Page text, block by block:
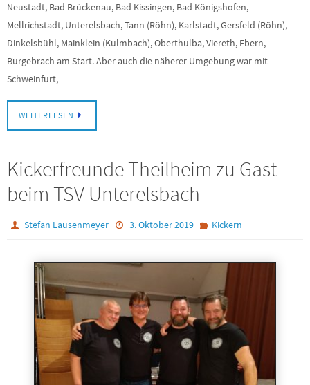
Neustadt, Bad Brückenau, Bad Kissingen, Bad Königshofen,
Mellrichstadt, Unterelsbach, Tann (Röhn), Karlstadt, Gersfeld (Röhn),
Dinkelsbühl, Mainklein (Kulmbach), Oberthulba, Viereth, Ebern,
Burgebrach am Start. Aber auch die näherer Umgebung war mit
Schweinfurt,…
WEITERLESEN
Kickerfreunde Theilheim zu Gast
beim TSV Unterelsbach
Stefan Lausenmeyer 3. Oktober 2019 Kickern